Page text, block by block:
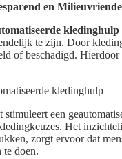
en
kledinghulp
te zijn. Door
of beschadigd.
stimuleert een
Het
zorgt ervoor dat
te doen.